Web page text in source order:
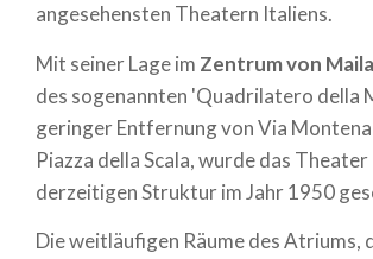
angesehensten Theatern Italiens.
Mit seiner Lage im Zentrum von
des sogenannten 'Quadrilatero della
geringer Entfernung von Via
Piazza della Scala, wurde das Theater
derzeitigen Struktur im Jahr 1950
Die weitläufigen Räume des Atriums,